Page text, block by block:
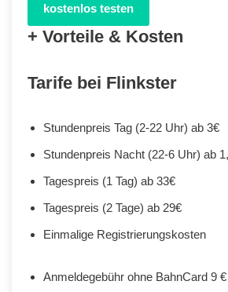
kostenlos testen
+ Vorteile & Kosten
Tarife bei Flinkster
Stundenpreis Tag (2-22 Uhr) ab 3€
Stundenpreis Nacht (22-6 Uhr) ab
Tagespreis (1 Tag) ab 33€
Tagespreis (2 Tage) ab 29€
Einmalige Registrierungskosten
Anmeldegebühr ohne BahnCard 9 €